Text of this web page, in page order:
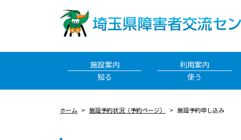
施設案内
知る
利用案内
使う
ホーム 施設予約状況（予約ページ） 施設予約申し込み